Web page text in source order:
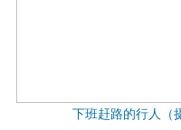
下班赶路的行人（